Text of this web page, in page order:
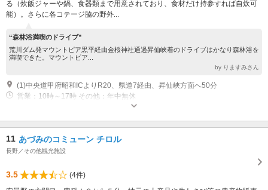
る（炊飯ジャーや鍋、食器類まで用意されており、食材だけ持参すれば自炊可
能）。さらに各コテージ脇の野外...
“森林浴満喫のドライブ”
荒川ダム発マウントピア黒平経由金桜神社通過昇仙峡着のドライブはかなり森林浴を
満喫できた。マウントピア...
by りますみさん
(1)中央道甲府昭和ICよりR20、県道7経由、昇仙峡方面へ50分
営業：10時～17時 その他：年中無休
11 あづみのコミューン チロル
長野／その他観光施設
3.5
(4件)